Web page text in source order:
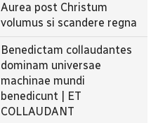
Aurea post Christum
volumus si scandere regna
Benedictam collaudantes
dominam universae
machinae mundi
benedicunt | ET
COLLAUDANT